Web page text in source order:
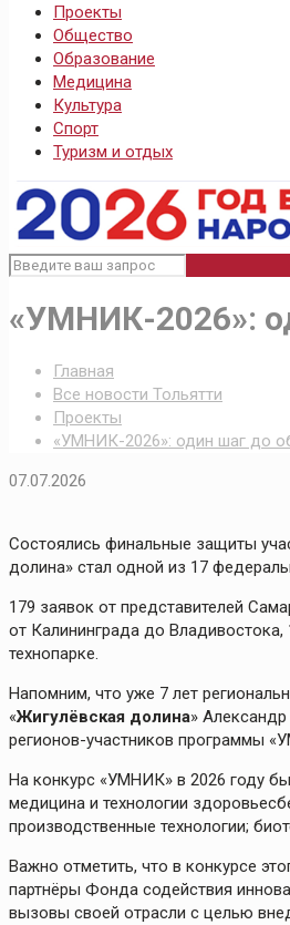
Проекты
Общество
Образование
Медицина
Культура
Спорт
Туризм и отдых
«УМНИК-2026»:
Главная
Все новости Тольятти
Проекты
«УМНИК-2026»: один шаг до
07.07.2026
Состоялись финальные защиты
долина» стал одной из 17
179 заявок от представителей
от Калининграда до
технопарке.
Напомним, что уже 7 лет
«Жигулёвская долина»
регионов-участников программы
На конкурс «УМНИК» в 2026 году
медицина и технологии
производственные технологии;
Важно отметить, что в конкурсе
партнёры Фонда содействия
вызовы своей отрасли с целью